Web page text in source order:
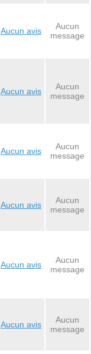
Aucun avis
Aucun
message
Aucun avis
Aucun
message
Aucun avis
Aucun
message
Aucun avis
Aucun
message
Aucun avis
Aucun
message
Aucun avis
Aucun
message